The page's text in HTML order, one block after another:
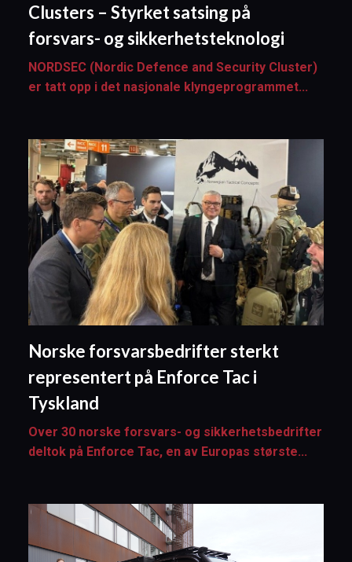
Clusters – Styrket satsing på
forsvars- og sikkerhetsteknologi
NORDSEC (Nordic Defence and Security Cluster)
er tatt opp i det nasjonale klyngeprogrammet...
Norske forsvarsbedrifter sterkt
representert på Enforce Tac i
Tyskland
Over 30 norske forsvars- og sikkerhetsbedrifter
deltok på Enforce Tac, en av Europas største...